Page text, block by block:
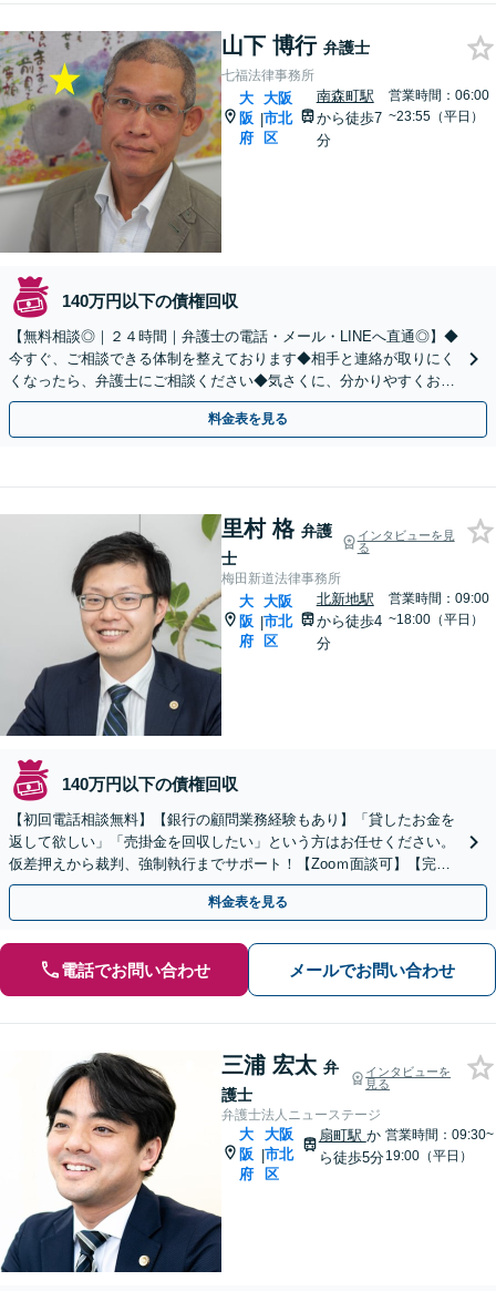
山下 博行 弁護士
七福法律事務所
大
阪
府
|
大阪
市北
区
南森町駅
から徒歩7
分
営業時間：06:00
~23:55（平日）
140万円以下の債権回収
【無料相談◎｜２４時間｜弁護士の電話・メール・LINEへ直通◎】◆
今すぐ、ご相談できる体制を整えております◆相手と連絡が取りにく
くなったら、弁護士にご相談ください◆気さくに、分かりやすくお答
えします。弁護士直通LINE【@685dvpfm】
料金表を見る
里村 格 弁護
士
インタビューを見
る
梅田新道法律事務所
大
阪
府
|
大阪
市北
区
北新地駅
から徒歩4
分
営業時間：09:00
~18:00（平日）
140万円以下の債権回収
【初回電話相談無料】【銀行の顧問業務経験もあり】「貸したお金を
返して欲しい」「売掛金を回収したい」という方はお任せください。
仮差押えから裁判、強制執行までサポート！【Zooｍ面談可】【完全
個室】【大阪天満宮駅すぐ】
料金表を見る
電話でお問い合わせ メールでお問い合わせ
三浦 宏太 弁
護士
インタビューを
見る
弁護士法人ニューステージ
大
阪
府
|
大阪
市北
区
扇町駅 か
ら徒歩5分
営業時間：09:30~
19:00（平日）